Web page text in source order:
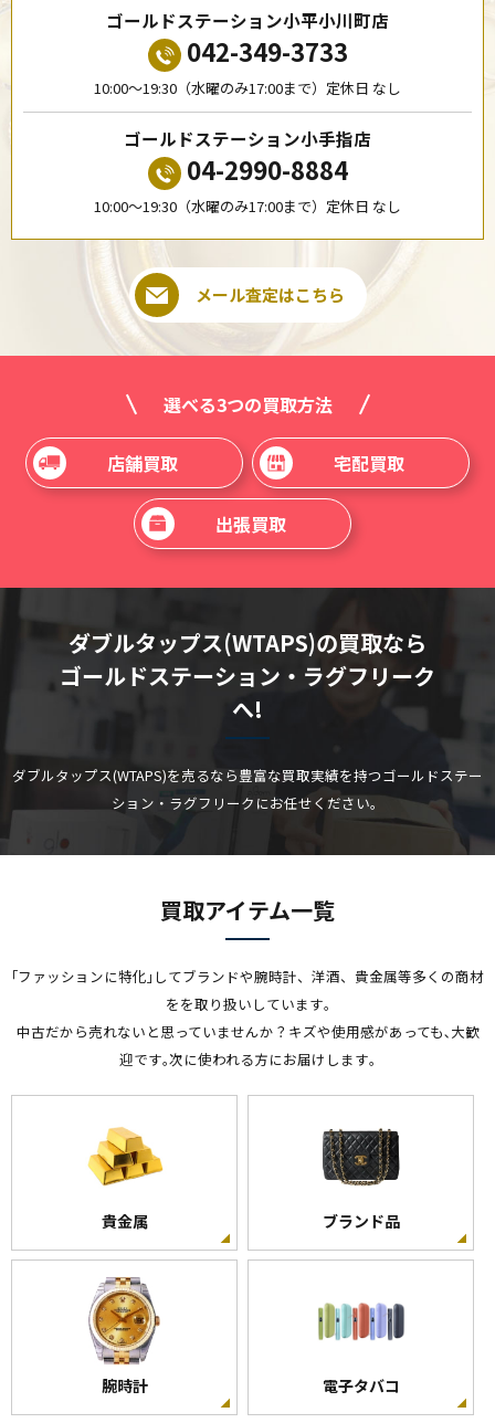
ゴールドステーション小平小川町店
042-349-3733
10:00〜19:30（水曜のみ17:00まで）定休日 なし
ゴールドステーション小手指店
04-2990-8884
10:00〜19:30（水曜のみ17:00まで）定休日 なし
メール査定はこちら
選べる3つの買取方法
店舗買取 宅配買取
出張買取
ダブルタップス(WTAPS)の買取なら
ゴールドステーション・ラグフリーク
へ!
ダブルタップス(WTAPS)を売るなら豊富な買取実績を持つゴールドステー
ション・ラグフリークにお任せください。
買取アイテム一覧
｢ファッションに特化｣してブランドや腕時計、洋酒、貴金属等多くの商材
をを取り扱いしています｡
中古だから売れないと思っていませんか？キズや使用感があっても､大歓
迎です｡次に使われる方にお届けします｡
貴金属 ブランド品
腕時計 電子タバコ